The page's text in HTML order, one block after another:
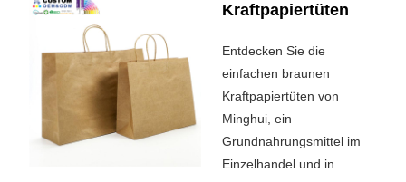
Kraftpapiertüten
Entdecken Sie die
einfachen braunen
Kraftpapiertüten von
Minghui, ein
Grundnahrungsmittel im
Einzelhandel und in